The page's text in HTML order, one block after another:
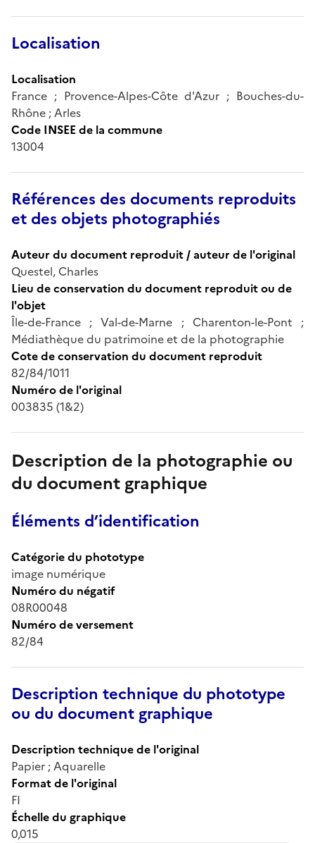
Localisation
Localisation
France ; Provence-Alpes-Côte d'Azur ; Bouches-du-
Rhône ; Arles
Code INSEE de la commune
13004
Références des documents reproduits
et des objets photographiés
Auteur du document reproduit / auteur de l'original
Questel, Charles
Lieu de conservation du document reproduit ou de
l'objet
Île-de-France ; Val-de-Marne ; Charenton-le-Pont ;
Médiathèque du patrimoine et de la photographie
Cote de conservation du document reproduit
82/84/1011
Numéro de l'original
003835 (1&2)
Description de la photographie ou
du document graphique
Éléments d’identification
Catégorie du phototype
image numérique
Numéro du négatif
08R00048
Numéro de versement
82/84
Description technique du phototype
ou du document graphique
Description technique de l'original
Papier ; Aquarelle
Format de l'original
FI
Échelle du graphique
0,015